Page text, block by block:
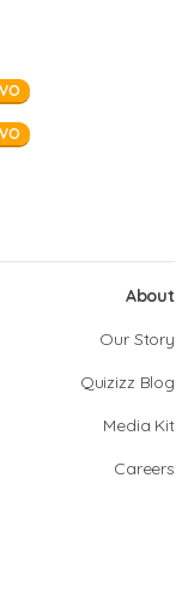
About
Our Story
Quizizz Blog
Media Kit
Careers